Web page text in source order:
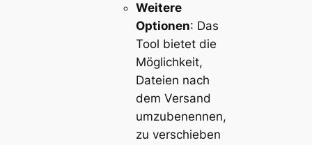
Weitere
Optionen: Das
Tool bietet die
Möglichkeit,
Dateien nach
dem Versand
umzubenennen,
zu verschieben